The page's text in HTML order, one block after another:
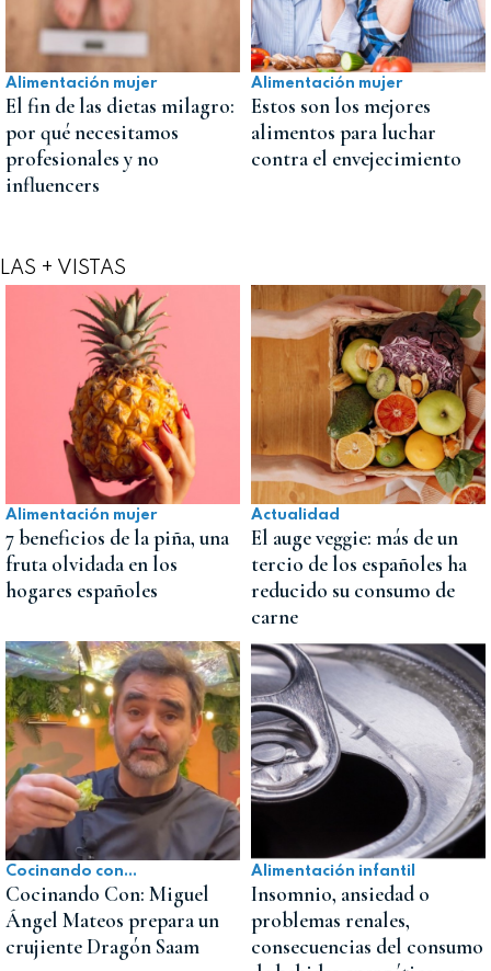
Alimentación mujer
El fin de las dietas milagro:
por qué necesitamos
profesionales y no
influencers
Alimentación mujer
Estos son los mejores
alimentos para luchar
contra el envejecimiento
LAS + VISTAS
Alimentación mujer
7 beneficios de la piña, una
fruta olvidada en los
hogares españoles
Actualidad
El auge veggie: más de un
tercio de los españoles ha
reducido su consumo de
carne
Cocinando con...
Cocinando Con: Miguel
Ángel Mateos prepara un
crujiente Dragón Saam
Alimentación infantil
Insomnio, ansiedad o
problemas renales,
consecuencias del consumo